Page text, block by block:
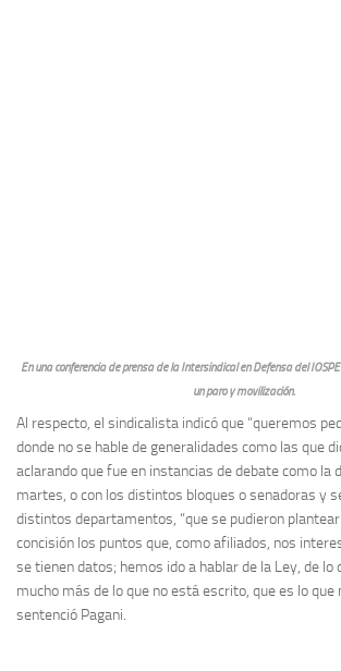
En una conferencia de prensa de la Intersindical en Defensa del
un paro y movilización.
Al respecto, el sindicalista indicó que “queremos
donde no se hable de generalidades como las que
aclarando que fue en instancias de debate como la
martes, o con los distintos bloques o senadoras y
distintos departamentos, “que se pudieron
concisión los puntos que, como afiliados, nos
se tienen datos; hemos ido a hablar de la Ley, de
mucho más de lo que no está escrito, que es lo que
sentenció Pagani.